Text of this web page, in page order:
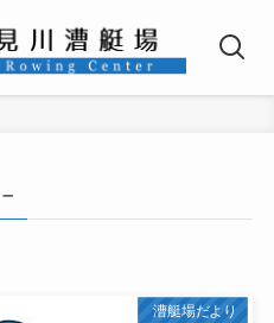
漕艇場だより